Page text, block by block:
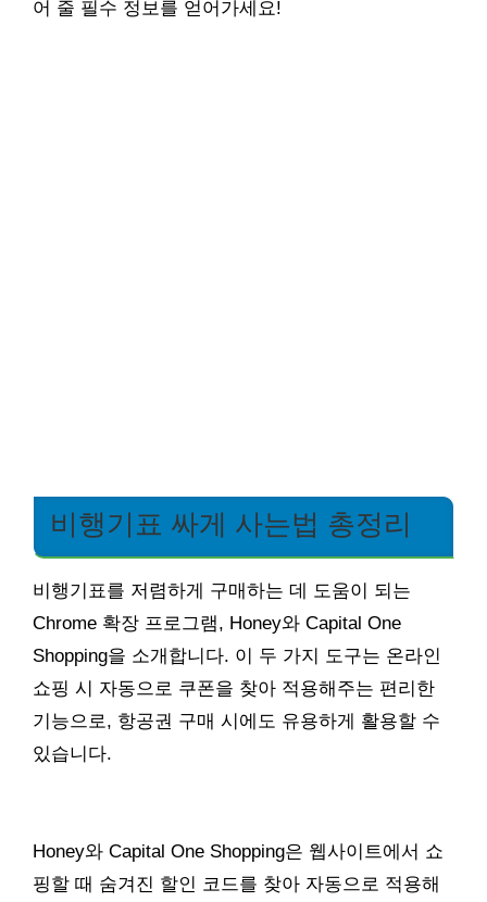
어 줄 필수 정보를 얻어가세요!
비행기표 싸게 사는법 총정리
비행기표를 저렴하게 구매하는 데 도움이 되는
Chrome 확장 프로그램, Honey와 Capital One
Shopping을 소개합니다. 이 두 가지 도구는 온라인
쇼핑 시 자동으로 쿠폰을 찾아 적용해주는 편리한
기능으로, 항공권 구매 시에도 유용하게 활용할 수
있습니다.
Honey와 Capital One Shopping은 웹사이트에서 쇼
핑할 때 숨겨진 할인 코드를 찾아 자동으로 적용해